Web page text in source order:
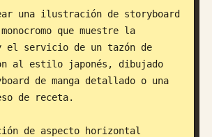
una ilustración de storyboard
que muestre la
el servicio de un tazón de
al estilo japonés, dibujado
de manga detallado o una
de receta.
de aspecto horizontal